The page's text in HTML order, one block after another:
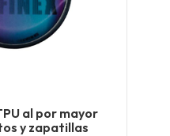
al por mayor
y zapatillas